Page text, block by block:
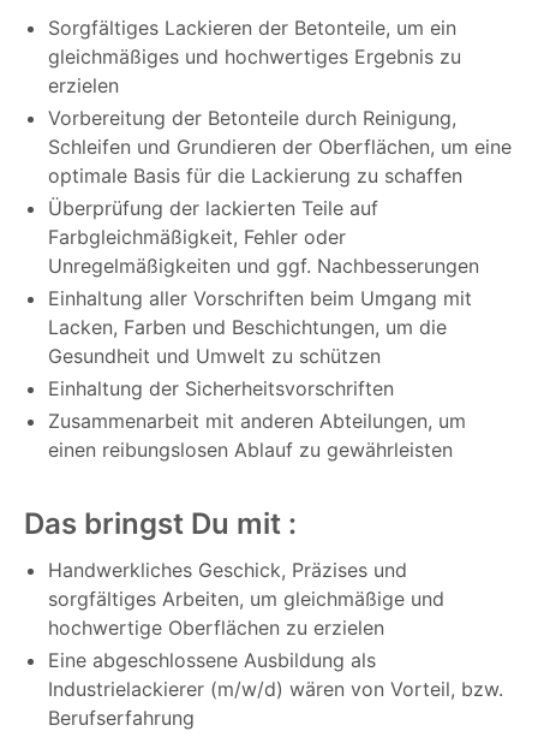
Sorgfältiges Lackieren der Betonteile, um ein
gleichmäßiges und hochwertiges Ergebnis zu
erzielen
Vorbereitung der Betonteile durch Reinigung,
Schleifen und Grundieren der Oberflächen, um eine
optimale Basis für die Lackierung zu schaffen
Überprüfung der lackierten Teile auf
Farbgleichmäßigkeit, Fehler oder
Unregelmäßigkeiten und ggf. Nachbesserungen
Einhaltung aller Vorschriften beim Umgang mit
Lacken, Farben und Beschichtungen, um die
Gesundheit und Umwelt zu schützen
Einhaltung der Sicherheitsvorschriften
Zusammenarbeit mit anderen Abteilungen, um
einen reibungslosen Ablauf zu gewährleisten
Das bringst Du mit :
Handwerkliches Geschick, Präzises und
sorgfältiges Arbeiten, um gleichmäßige und
hochwertige Oberflächen zu erzielen
Eine abgeschlossene Ausbildung als
Industrielackierer (m/w/d) wären von Vorteil, bzw.
Berufserfahrung